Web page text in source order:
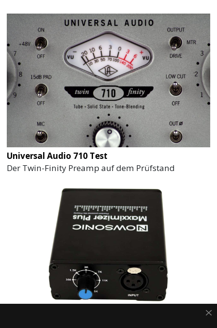
Universal Audio 710 Test
Der Twin-Finity Preamp auf dem Prüfstand